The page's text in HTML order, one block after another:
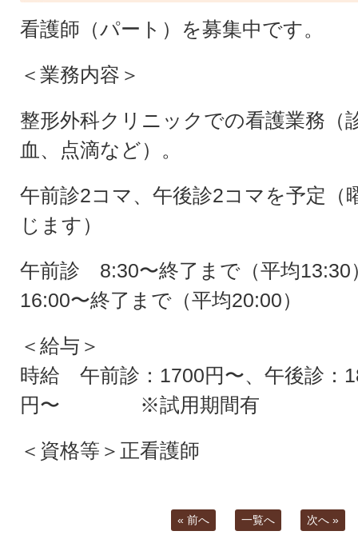
看護師（パート）を募集中です。
＜業務内容＞
整形外科クリニックでの看護業務（
血、点滴など）。
午前診2コマ、午後診2コマを予定（
じます）
午前診 8:30〜終了まで（平均
16:00〜終了まで（平均20:00）
＜給与＞
時給 午前診：1700円〜、午後診：
円〜 ※試用期間有
＜資格等＞正看護師
« 前へ 一覧へ 次へ »